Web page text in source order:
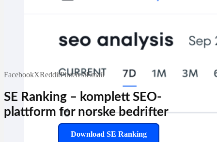
FacebookXRedditPinterestEmail
SE Ranking – komplett SEO-
plattform for norske bedrifter
Download SE Ranking